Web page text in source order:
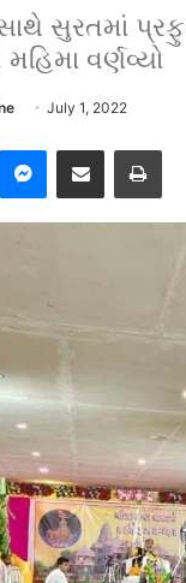
સુરતમાં
વર્ણવ્યો
July 1, 2022
Messenger
Share via Email Print